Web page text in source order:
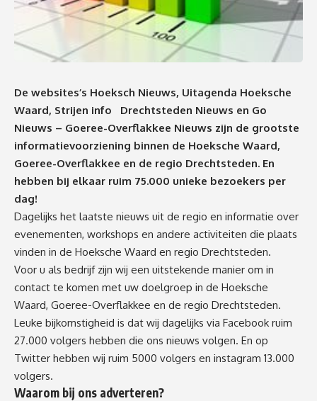
De websites’s Hoeksch Nieuws, Uitagenda Hoeksche
Waard, Strijen info Drechtsteden Nieuws en Go
Nieuws – Goeree-Overflakkee Nieuws zijn de grootste
informatievoorziening binnen de Hoeksche Waard,
Goeree-Overflakkee en de regio Drechtsteden. En
hebben bij elkaar ruim 75.000 unieke bezoekers per
dag!
Dagelijks het laatste nieuws uit de regio en informatie over
evenementen, workshops en andere activiteiten die plaats
vinden in de Hoeksche Waard en regio Drechtsteden.
Voor u als bedrijf zijn wij een uitstekende manier om in
contact te komen met uw doelgroep in de Hoeksche
Waard, Goeree-Overflakkee en de regio Drechtsteden.
Leuke bijkomstigheid is dat wij dagelijks via Facebook ruim
27.000 volgers hebben die ons nieuws volgen. En op
Twitter hebben wij ruim 5000 volgers en instagram 13.000
volgers.
Waarom bij ons adverteren?